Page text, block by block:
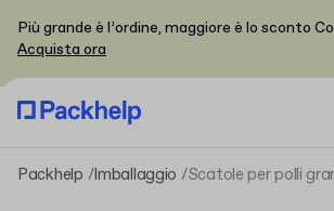
Più grande è l’ordine, maggiore è lo sconto
Acquista ora
Packhelp Imballaggio Scatole per polli